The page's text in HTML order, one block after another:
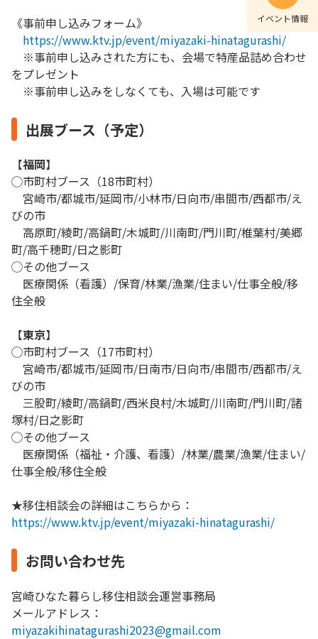
《事前申し込みフォーム》
https://www.ktv.jp/event/miyazaki-hinatagurashi/
※事前申し込みされた方にも、会場で特産品詰め合わせ
をプレゼント
※事前申し込みをしなくても、入場は可能です
出展ブース（予定）
【福岡】
◯市町村ブース（18市町村）
宮崎市/都城市/延岡市/小林市/日向市/串間市/西都市/え
びの市
高原町/綾町/高鍋町/木城町/川南町/門川町/椎葉村/美郷
町/高千穂町/日之影町
◯その他ブース
医療関係（看護）/保育/林業/漁業/住まい/仕事全般/移
住全般
【東京】
◯市町村ブース（17市町村）
宮崎市/都城市/延岡市/日南市/日向市/串間市/西都市/え
びの市
三股町/綾町/高鍋町/西米良村/木城町/川南町/門川町/諸
塚村/日之影町
◯その他ブース
医療関係（福祉・介護、看護）/林業/農業/漁業/住まい/
仕事全般/移住全般
★移住相談会の詳細はこちらから：
https://www.ktv.jp/event/miyazaki-hinatagurashi/
お問い合わせ先
宮崎ひなた暮らし移住相談会運営事務局
メールアドレス：
miyazakihinatagurashi2023@gmail.com
イベント情報